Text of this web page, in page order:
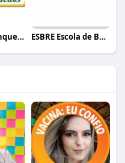
Nogueira Brinquedos ESBRE Escola de Bares e Restaurantes